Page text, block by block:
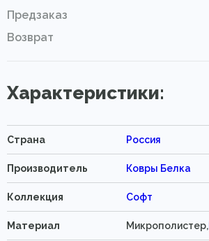
Предзаказ
Возврат
Характеристики:
Страна Россия
Производитель Ковры Белка
Коллекция Софт
Материал Микрополистер,